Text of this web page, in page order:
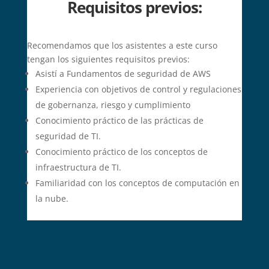
Requisitos previos:
Recomendamos que los asistentes a este curso
tengan los siguientes requisitos previos:
Asistí a Fundamentos de seguridad de AWS
Experiencia con objetivos de control y regulaciones
de gobernanza, riesgo y cumplimiento
Conocimiento práctico de las prácticas de
seguridad de TI.
Conocimiento práctico de los conceptos de
infraestructura de TI.
Familiaridad con los conceptos de computación en
la nube.